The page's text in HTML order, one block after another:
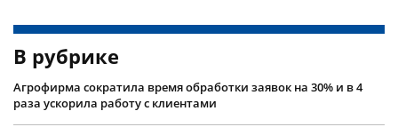
В рубрике
Агрофирма сократила время обработки заявок на 30% и в 4
раза ускорила работу с клиентами